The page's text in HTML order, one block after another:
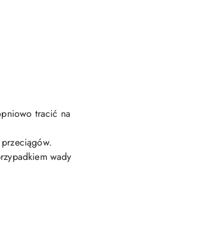
tracić na
wady